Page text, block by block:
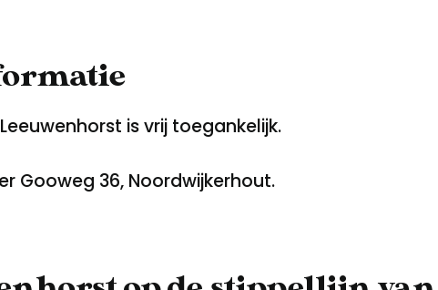
is vrij toegankelijk.
Gooweg 36, Noordwijkerhout.